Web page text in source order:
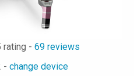
rating - 69reviews
- change device